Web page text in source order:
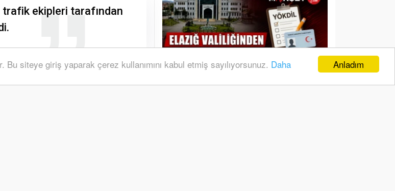
Anladım
siteye giriş yaparak çerez kullanımını kabul etmiş sayılıyorsunuz. Daha
trafik ekipleri tarafından
Elazığ Valiliğinden YÖKDİL